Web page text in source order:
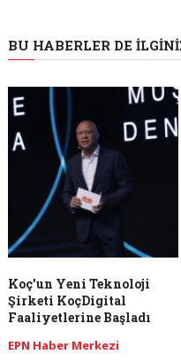
BU HABERLER DE
Koç’un Yeni Teknoloji
Şirketi KoçDigital
Faaliyetlerine Başladı
EPN Haber Merkezi